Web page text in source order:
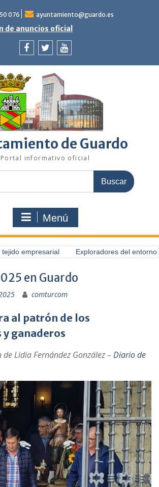
076 ayuntamiento@guardo.es
de anuncios oficial
de Guardo
Portal informativo oficial
Menú
empresarial Exploradores del entorno
en Guardo
comturcom
al patrón de los
ganaderos
Lidia Fernández González – Diario de